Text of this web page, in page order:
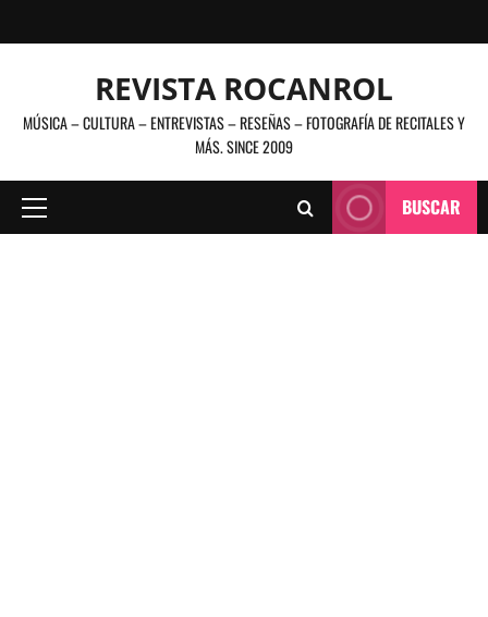
al
REVISTA ROCANROL
MÚSICA – CULTURA – ENTREVISTAS – RESEÑAS – FOTOGRAFÍA DE RECITALES Y
MÁS. SINCE 2009
Menú
BUSCAR